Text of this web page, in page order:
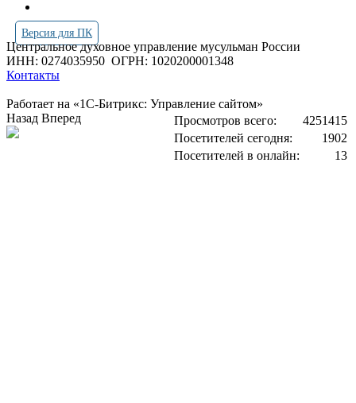
Версия для ПК
Центральное духовное управление мусульман России
ИНН: 0274035950 ОГРН: 1020200001348
Контакты
Работает на «1С-Битрикс: Управление сайтом»
Просмотров всего:
4251415
Посетителей сегодня:
1902
Посетителей в онлайн:
13
Назад Вперед